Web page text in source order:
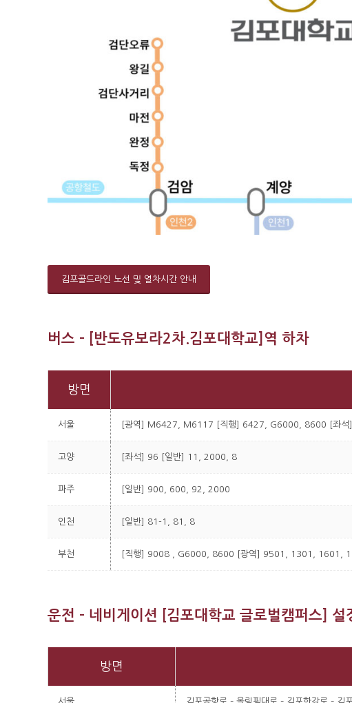
김포골드라인 노선 및 열차시간 안내
버스 – [반도유보라2차.김포대학교]역 하차
방면
서울 [광역] M6427, M6117 [직행] 6427, G6000, 8600 [좌
고양 [좌석] 96 [일반] 11, 2000, 8
파주 [일반] 900, 600, 92, 2000
인천 [일반] 81-1, 81, 8
부천 [직행] 9008 , G6000, 8600 [광역] 9501, 1301, 1601,
운전 – 네비게이션 [김포대학교 글로벌캠퍼스]
방면